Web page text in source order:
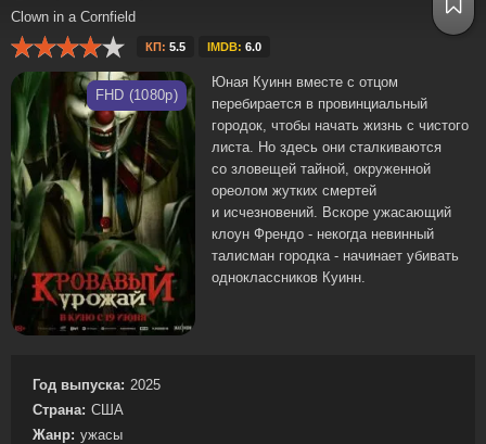
Clown in a Cornfield
КП: 5.5 IMDB: 6.0
FHD (1080p)
Юная Куинн вместе с отцом
перебирается в провинциальный
городок, чтобы начать жизнь с чистого
листа. Но здесь они сталкиваются
со зловещей тайной, окруженной
ореолом жутких смертей
и исчезновений. Вскоре ужасающий
клоун Френдо - некогда невинный
талисман городка - начинает убивать
одноклассников Куинн.
Год выпуска: 2025
Страна: США
Жанр: ужасы